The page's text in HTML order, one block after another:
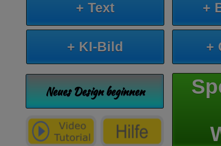
+ Text +
+ KI-Bild +
Neues Design beginnen